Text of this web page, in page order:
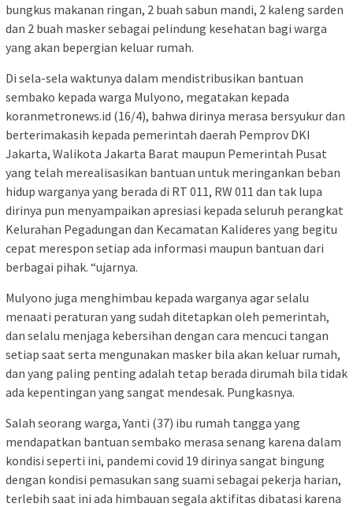
bungkus makanan ringan, 2 buah sabun mandi, 2 kaleng sarden
dan 2 buah masker sebagai pelindung kesehatan bagi warga
yang akan bepergian keluar rumah.
Di sela-sela waktunya dalam mendistribusikan bantuan
sembako kepada warga Mulyono, megatakan kepada
koranmetronews.id (16/4), bahwa dirinya merasa bersyukur dan
berterimakasih kepada pemerintah daerah Pemprov DKI
Jakarta, Walikota Jakarta Barat maupun Pemerintah Pusat
yang telah merealisasikan bantuan untuk meringankan beban
hidup warganya yang berada di RT 011, RW 011 dan tak lupa
dirinya pun menyampaikan apresiasi kepada seluruh perangkat
Kelurahan Pegadungan dan Kecamatan Kalideres yang begitu
cepat merespon setiap ada informasi maupun bantuan dari
berbagai pihak. “ujarnya.
Mulyono juga menghimbau kepada warganya agar selalu
menaati peraturan yang sudah ditetapkan oleh pemerintah,
dan selalu menjaga kebersihan dengan cara mencuci tangan
setiap saat serta mengunakan masker bila akan keluar rumah,
dan yang paling penting adalah tetap berada dirumah bila tidak
ada kepentingan yang sangat mendesak. Pungkasnya.
Salah seorang warga, Yanti (37) ibu rumah tangga yang
mendapatkan bantuan sembako merasa senang karena dalam
kondisi seperti ini, pandemi covid 19 dirinya sangat bingung
dengan kondisi pemasukan sang suami sebagai pekerja harian,
terlebih saat ini ada himbauan segala aktifitas dibatasi karena